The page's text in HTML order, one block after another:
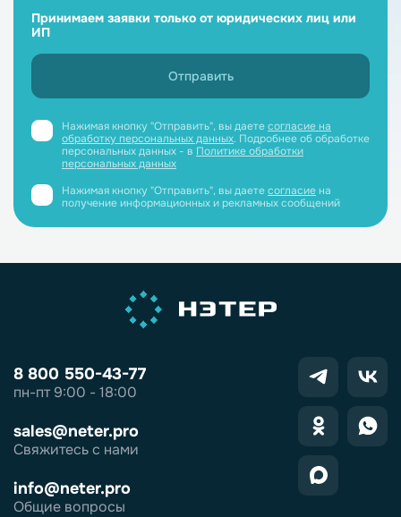
Принимаем заявки только от юридических лиц или
ИП
Нажимая кнопку "Отправить", вы даетесогласие на
обработку персональных данных. Подробнее об обработке
персональных данных - в Политике обработки
персональных данных
Нажимая кнопку "Отправить", вы даетесогласиена
получение информационных и рекламных сообщений
8 800 550-43-77
пн-пт 9:00 - 18:00
sales@neter.pro
Свяжитесь с нами
info@neter.pro
Общие вопросы